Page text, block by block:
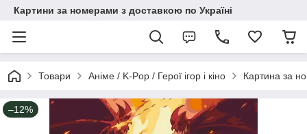
Картини за номерами з доставкою по Україні
Товари Аніме / K-Pop / Герої ігор і кіно Картина за
–12%